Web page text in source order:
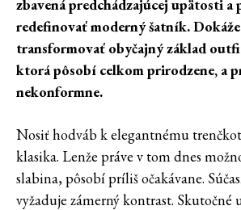
zbavená predchádzajúcej upätosti a
redefinovať moderný šatník.
transformovať obyčajný základ
ktorá pôsobí celkom prirodzene, a
nekonformne.
Nosiť hodváb k elegantnému
klasika. Lenže práve v tom dnes
slabina, pôsobí príliš očakávane.
vyžaduje zámerný kontrast.